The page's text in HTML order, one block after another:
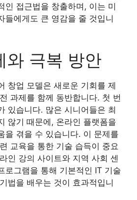
인 접근법을 창출하며, 이는 미
들에게도 큰 영감을 줄 것입니
와 극복 방안
창업 모델은 새로운 기회를 제
과제를 함께 동반합니다. 첫 번
있습니다. 많은 시니어들은 최
않기 때문에, 온라인 플랫폼을
을 겪을 수 있습니다. 이 문제를
교육을 통한 기술 습득이 중요
인 강의 사이트와 지역 사회 센
로그램을 통해 기본적인 IT 기술
법을 배우는 것이 효과적입니